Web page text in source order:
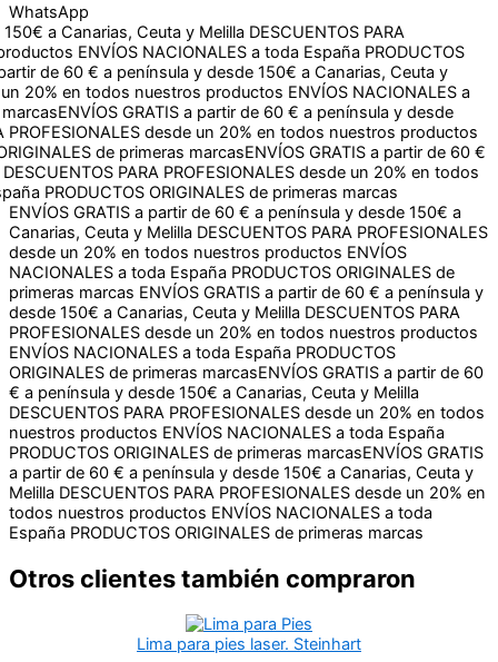
WhatsApp
Canarias, Ceuta y MelillaDESCUENTOS PARA
ENVÍOS NACIONALES a toda EspañaPRODUCTOS
60 € a península y desde 150€ a Canarias, Ceuta y Melilla
todos nuestros productosENVÍOS NACIONALES a toda España
a partir de 60 € a península y desde 150€ a Canarias,
un 20% en todos nuestros productosENVÍOS NACIONALES
ENVÍOS GRATIS a partir de 60 € a península y desde 150€ a
desde un 20% en todos nuestros productosENVÍOS
primeras marcas
ENVÍOS GRATIS a partir de 60 € a península y desde 150€ a
Canarias, Ceuta y Melilla DESCUENTOS PARA PROFESIONALES
desde un 20% en todos nuestros productos ENVÍOS
NACIONALES a toda España PRODUCTOS ORIGINALES de
primeras marcas ENVÍOS GRATIS a partir de 60 € a península y
desde 150€ a Canarias, Ceuta y Melilla DESCUENTOS PARA
PROFESIONALES desde un 20% en todos nuestros productos
ENVÍOS NACIONALES a toda España PRODUCTOS
ORIGINALES de primeras marcasENVÍOS GRATIS a partir de 60
€ a península y desde 150€ a Canarias, Ceuta y Melilla
DESCUENTOS PARA PROFESIONALES desde un 20% en todos
nuestros productos ENVÍOS NACIONALES a toda España
PRODUCTOS ORIGINALES de primeras marcasENVÍOS GRATIS
a partir de 60 € a península y desde 150€ a Canarias, Ceuta y
Melilla DESCUENTOS PARA PROFESIONALES desde un 20% en
todos nuestros productos ENVÍOS NACIONALES a toda
España PRODUCTOS ORIGINALES de primeras marcas
Otros clientes también compraron
Lima para pies laser. Steinhart